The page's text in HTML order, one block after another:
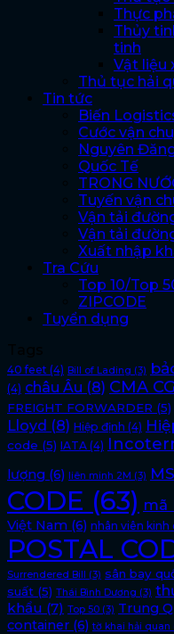
Thực
Thủy
tinh
Vật liệu
Thủ tục hải
Tin tức
Biến
Cước vận
Nguyên
Quốc Tế
TRONG
Tuyến vận
Vận tải
Vận tải
Xuất nhập
Tra Cứu
Top 10/Top
ZIPCODE
Tuyển dụng
40 feet (4) Bill of Lading (3)
(4) châu Âu (8) CMA
FREIGHT FORWARDER (5)
Lloyd (8) Hiệp định (4)
code (5) IATA (4)
lượng (6) liên minh 2M (3)
CODE (63) mã
Việt Nam (6) nhân viên kinh
POSTAL
Surrendered Bill (3) sân bay
suất (5) Thái Bình Dương (3)
khẩu (7) Top 50 (3) Trung
container (6) tờ khai hải quan